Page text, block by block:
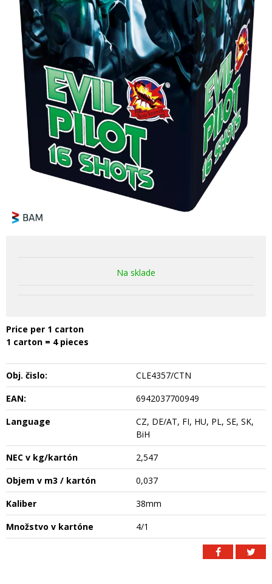
Na sklade
Price per 1 carton
1 carton = 4 pieces
Obj. čislo:
CLE4357/CTN
EAN:
6942037700949
Language
CZ, DE/AT, FI, HU, PL, SE, SK,
BiH
NEC v kg/kartón
2,547
Objem v m3 / kartón
0,037
Kaliber
38mm
Množstvo v kartóne
4/1